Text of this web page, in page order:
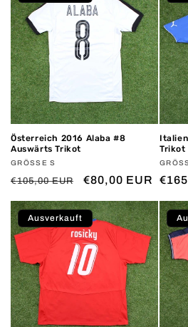
Österreich 2016 Alaba #8
Auswärts Trikot
Anbieter:
GRÖSSE S
Normaler
€105,00 EUR Verkaufspreis
€80,00 EUR
Trikot
Ausverkauft